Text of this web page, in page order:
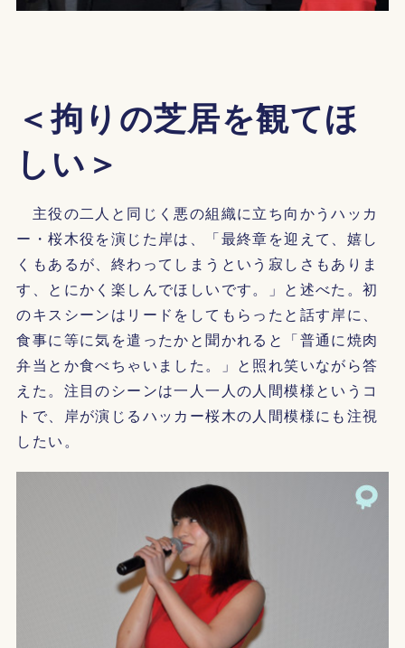
＜拘りの芝居を観てほ
しい＞
主役の二人と同じく悪の組織に立ち向かうハッカ
ー・桜木役を演じた岸は、「最終章を迎えて、嬉し
くもあるが、終わってしまうという寂しさもありま
す、とにかく楽しんでほしいです。」と述べた。初
のキスシーンはリードをしてもらったと話す岸に、
食事に等に気を遣ったかと聞かれると「普通に焼肉
弁当とか食べちゃいました。」と照れ笑いながら答
えた。注目のシーンは一人一人の人間模様というコ
トで、岸が演じるハッカー桜木の人間模様にも注視
したい。